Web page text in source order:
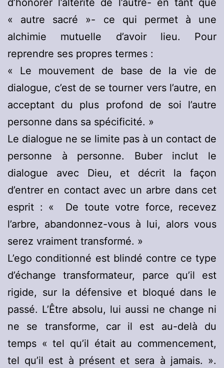
d’honorer l’altérité de l’autre- en tant que
« autre sacré »- ce qui permet à une
alchimie mutuelle d’avoir lieu. Pour
reprendre ses propres termes :
« Le mouvement de base de la vie de
dialogue, c’est de se tourner vers l’autre, en
acceptant du plus profond de soi l’autre
personne dans sa spécificité. »
Le dialogue ne se limite pas à un contact de
personne à personne. Buber inclut le
dialogue avec Dieu, et décrit la façon
d’entrer en contact avec un arbre dans cet
esprit : « De toute votre force, recevez
l’arbre, abandonnez-vous à lui, alors vous
serez vraiment transformé. »
L’ego conditionné est blindé contre ce type
d’échange transformateur, parce qu’il est
rigide, sur la défensive et bloqué dans le
passé. L’Être absolu, lui aussi ne change ni
ne se transforme, car il est au-delà du
temps « tel qu’il était au commencement,
tel qu’il est à présent et sera à jamais. ».